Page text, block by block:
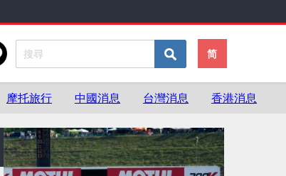
简
摩托旅行 中國消息 台灣消息 香港消息